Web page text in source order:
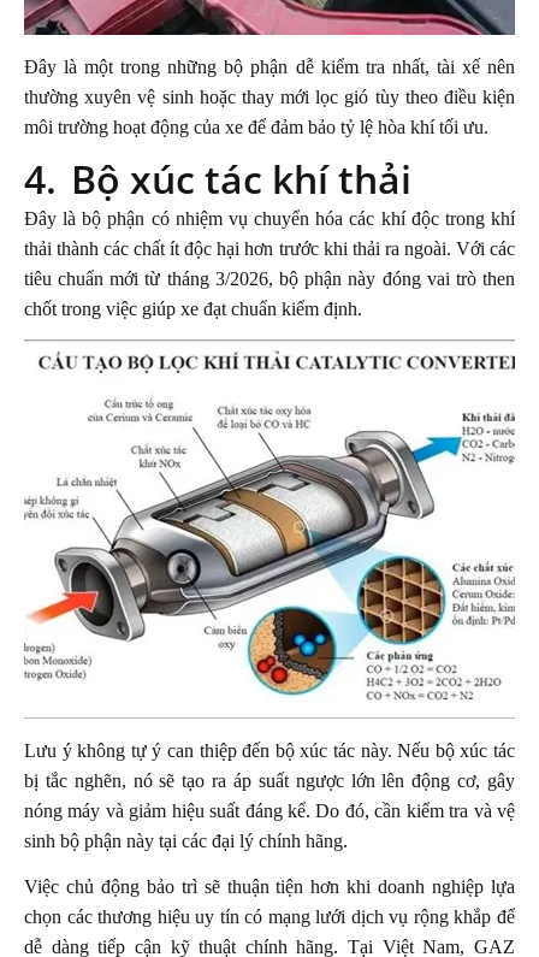
Đây là một trong những bộ phận dễ kiểm tra nhất, tài xế nên
thường xuyên vệ sinh hoặc thay mới lọc gió tùy theo điều kiện
môi trường hoạt động của xe để đảm bảo tỷ lệ hòa khí tối ưu.
4. Bộ xúc tác khí thải
Đây là bộ phận có nhiệm vụ chuyển hóa các khí độc trong khí
thải thành các chất ít độc hại hơn trước khi thải ra ngoài. Với các
tiêu chuẩn mới từ tháng 3/2026, bộ phận này đóng vai trò then
chốt trong việc giúp xe đạt chuẩn kiểm định.
Lưu ý không tự ý can thiệp đến bộ xúc tác này. Nếu bộ xúc tác
bị tắc nghẽn, nó sẽ tạo ra áp suất ngược lớn lên động cơ, gây
nóng máy và giảm hiệu suất đáng kể. Do đó, cần kiểm tra và vệ
sinh bộ phận này tại các đại lý chính hãng.
Việc chủ động bảo trì sẽ thuận tiện hơn khi doanh nghiệp lựa
chọn các thương hiệu uy tín có mạng lưới dịch vụ rộng khắp để
dễ dàng tiếp cận kỹ thuật chính hãng. Tại Việt Nam, GAZ